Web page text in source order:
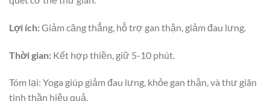
Lợi ích:Giảm căng thẳng, hỗ trợ gan thận, giảm đau lưng.
Thời gian: Kết hợp thiền, giữ 5-10 phút.
Tóm lại: Yoga giúp giảm đau lưng, khỏe gan thận, và thư giãn
tinh thần hiệu quả.